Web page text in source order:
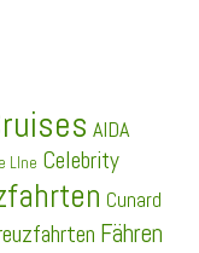
AIDA
LIne Celebrity
Cunard
Fähren